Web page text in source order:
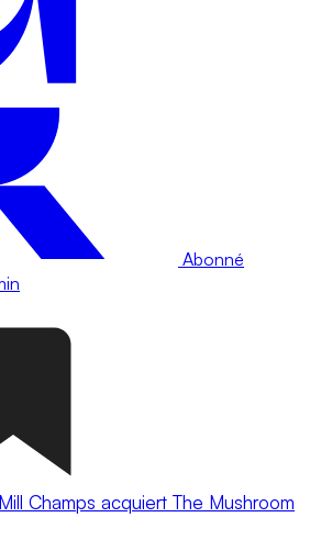
Abonné
Champs acquiert The Mushroom